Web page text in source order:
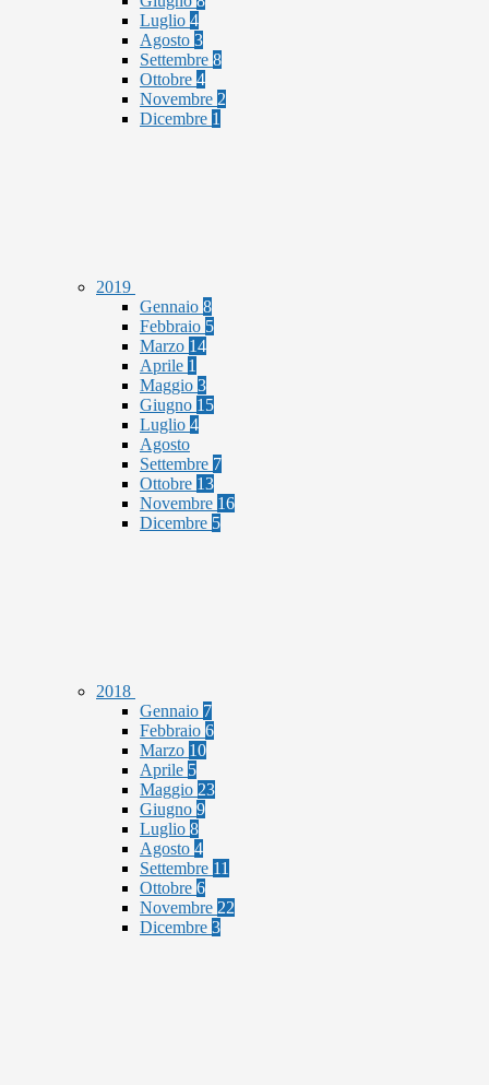
Luglio 4
Agosto 3
Settembre 8
Ottobre 4
Novembre 2
Dicembre 1
2019
Gennaio 8
Febbraio 5
Marzo 14
Aprile 1
Maggio 3
Giugno 15
Luglio 4
Agosto
Settembre 7
Ottobre 13
Novembre 16
Dicembre 5
2018
Gennaio 7
Febbraio 6
Marzo 10
Aprile 5
Maggio 23
Giugno 9
Luglio 8
Agosto 4
Settembre 11
Ottobre 6
Novembre 22
Dicembre 3